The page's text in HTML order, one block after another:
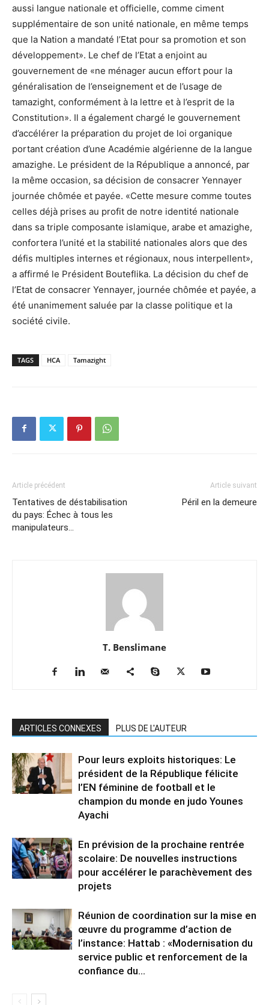
aussi langue nationale et officielle, comme ciment
supplémentaire de son unité nationale, en même temps
que la Nation a mandaté l’Etat pour sa promotion et son
développement». Le chef de l’Etat a enjoint au
gouvernement de «ne ménager aucun effort pour la
généralisation de l’enseignement et de l’usage de
tamazight, conformément à la lettre et à l’esprit de la
Constitution». Il a également chargé le gouvernement
d’accélérer la préparation du projet de loi organique
portant création d’une Académie algérienne de la langue
amazighe. Le président de la République a annoncé, par
la même occasion, sa décision de consacrer Yennayer
journée chômée et payée. «Cette mesure comme toutes
celles déjà prises au profit de notre identité nationale
dans sa triple composante islamique, arabe et amazighe,
confortera l’unité et la stabilité nationales alors que des
défis multiples internes et régionaux, nous interpellent»,
a affirmé le Président Bouteflika. La décision du chef de
l’Etat de consacrer Yennayer, journée chômée et payée, a
été unanimement saluée par la classe politique et la
société civile.
TAGS HCA Tamazight
Article précédent
Tentatives de déstabilisation
du pays: Échec à tous les
manipulateurs…
Article suivant
Péril en la demeure
T. Benslimane
ARTICLES CONNEXES PLUS DE L'AUTEUR
Pour leurs exploits historiques: Le
président de la République félicite
l’EN féminine de football et le
champion du monde en judo Younes
Ayachi
En prévision de la prochaine rentrée
scolaire: De nouvelles instructions
pour accélérer le parachèvement des
projets
Réunion de coordination sur la mise en
œuvre du programme d’action de
l’instance: Hattab : «Modernisation du
service public et renforcement de la
confiance du...